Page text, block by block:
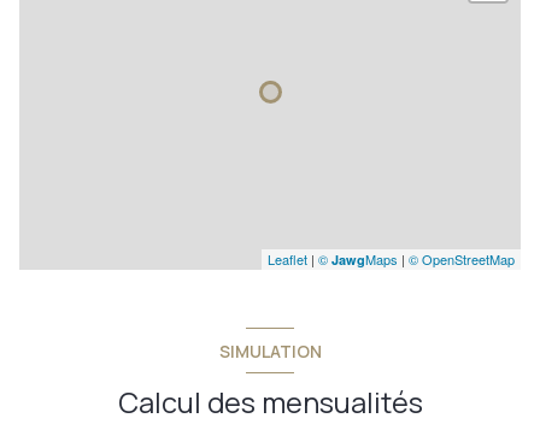
Leaflet | © JawgMaps | © OpenStreetMap
SIMULATION
Calcul des mensualités